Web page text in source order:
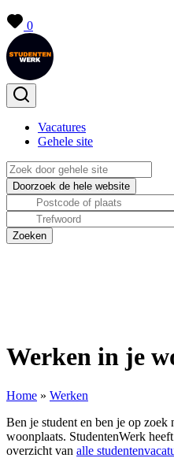
0
Vacatures
Gehele site
Werken in je
Home » Werken
Ben je student en ben je op
woonplaats. StudentenWerk
overzicht van alle